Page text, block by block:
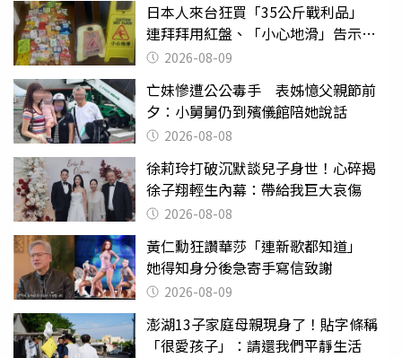
日本人來台狂買「35公斤戰利品」
連拜拜用紅盤、「小心地滑」告示牌
也帶回家
2026-08-09
亡妹慘遭公公毒手 表姊憶父親節前
夕：小舅舅仍到殯儀館陪她說話
2026-08-08
徐莉玲打破沉默談兒子身世！心碎揭
徐子翔輕生內幕：帶給我巨大哀傷
2026-08-08
黃仁勳狂讚華莎「連新歌都知道」
她得知身分後急寄手寫信致謝
2026-08-09
澎湖13子家庭母親現身了！貼字條稱
「很愛孩子」：請還我們平靜生活